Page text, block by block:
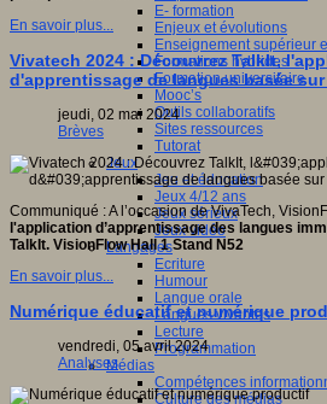
E- formation
Enjeux et évolutions
Enseignement supérieur
Formations hybrides
Formation universitaire
Mooc’s
Outils collaboratifs
Sites ressources
Tutorat
Jeux
Jeu et éducation
Jeux 4/12 ans
Jeux sérieux
Jeux vidéo
Langages
Ecriture
Humour
Langue orale
Langues vivantes
Lecture
Programmation
Médias
Compétences
Culture des médias
En savoir plus...
Vivatech 2024 : Découvrez TalkIt,
d'apprentissage de langues basée
jeudi, 02 mai 2024
Brèves
Communiqué : A l’occasion de VivaTech,
l'application d’apprentissage des langues
TalkIt. VisionFlowHall 1 Stand N52
En savoir plus...
Numérique éducatif et numérique
vendredi, 05 avril 2024
Analyses